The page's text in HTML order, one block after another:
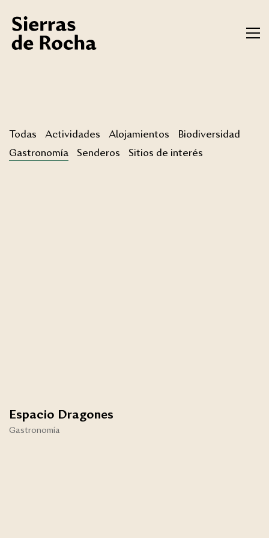
Todas Actividades Alojamientos
Biodiversidad
Gastronomía
Senderos Sitios de interés
Espacio Dragones
Gastronomía